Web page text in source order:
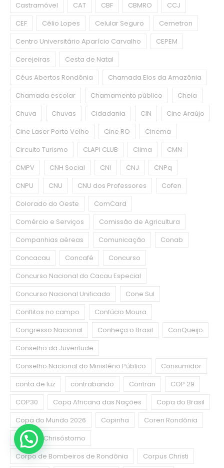
Castramóvel
CAT CBF CBMRO
CCJ
CEF
Célio Lopes Celular Seguro
Cemetron
Centro Universitário Aparício Carvalho
CEPEM
Cerejeiras
Cesta de Natal
Céus Abertos Rondônia
Chamada Elos da Amazônia
Chamada escolar
Chamamento público
Cheia
Chuva
Chuvas Cidadania CIN
Cine Araújo
Cine Laser Porto Velho
Cine RO
Cinema
Circuito Turismo
CLAPI CLUB Clima
CMN
CMPV
CNH Social CNI CNJ
CNPq
CNPU
CNU CNU dos Professores
Cofen
Colorado do Oeste
ComCard
Comércio e Serviços
Comissão de Agricultura
Companhias aéreas
Comunicação
Conab
Concacau
Concafé
Concurso
Concurso Nacional do Cacau Especial
Concurso Nacional Unificado
Cone Sul
Conflitos no campo
Confúcio Moura
Congresso Nacional
Conheça o Brasil
ConQueijo
Conselho da Juventude
Conselho Nacional do Ministério Público
Consumidor
conta de luz
contrabando Contran
COP 29
COP30
Copa Africana das Nações
Copa do Brasil
Copa do Mundo 2026
Copinha
Coren Rondônia
Coronel Chrisóstomo
Corpo de Bombeiros de Rondônia
Corpus Christi